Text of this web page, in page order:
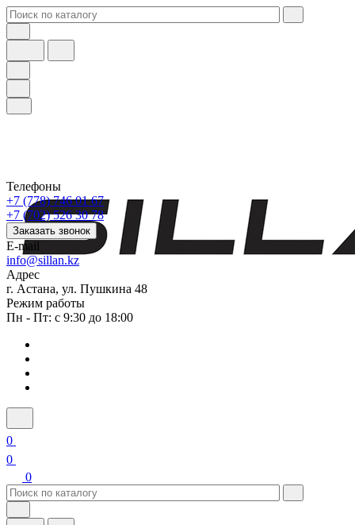
Телефоны
+7 (778) 746 01 67
+7 (702) 526 30 78
Заказать звонок
E-mail
info@sillan.kz
Адрес
г. Астана, ул. Пушкина 48
Режим работы
Пн - Пт: с 9:30 до 18:00
0
0
0